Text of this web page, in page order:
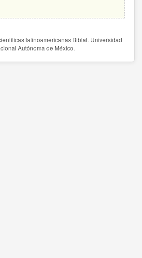
latinoamericanas Biblat. Universidad
Autónoma de México.